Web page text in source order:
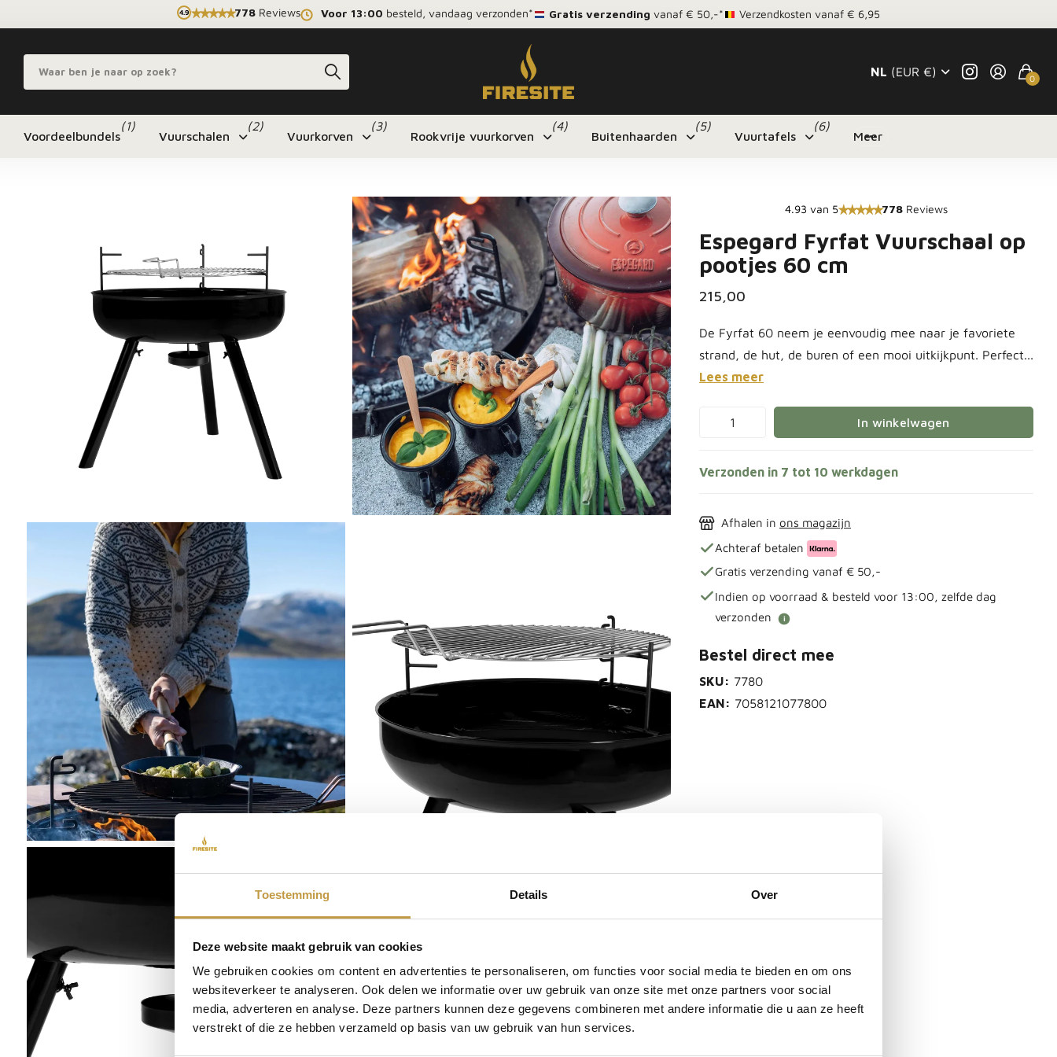
Toestemming Details Over
Deze website maakt gebruik van cookies
We gebruiken cookies om content en advertenties te personaliseren, om functies voor social media te bieden en om ons
websiteverkeer te analyseren. Ook delen we informatie over uw gebruik van onze site met onze partners voor social
media, adverteren en analyse. Deze partners kunnen deze gegevens combineren met andere informatie die u aan ze heeft
verstrekt of die ze hebben verzameld op basis van uw gebruik van hun services.
4.9 778 Reviews Voor 13:00 besteld, vandaag verzonden* Gratis verzending vanaf € 50,-* Verzendkosten vanaf € 6,95
NL (EUR €) 0
Voordeelbundels
(1)
Vuurschalen
(2)
Vuurkorven
(3)
Rookvrije vuurkorven
(4)
Buitenhaarden
(5)
Vuurtafels
(6)
Meer
4.93 van 5 778 Reviews
Espegard Fyrfat Vuurschaal op
pootjes 60 cm
215,00
De Fyrfat 60 neem je eenvoudig mee naar je favoriete
strand, de hut, de buren of een mooi uitkijkpunt. Perfect...
Lees meer
In winkelwagen
Verzonden in 7 tot 10 werkdagen
Afhalen in ons magazijn
Achteraf betalen
Gratis verzending vanaf € 50,-
Indien op voorraad & besteld voor 13:00, zelfde dag
verzonden
i
Bestel direct mee
SKU: 7780
EAN: 7058121077800